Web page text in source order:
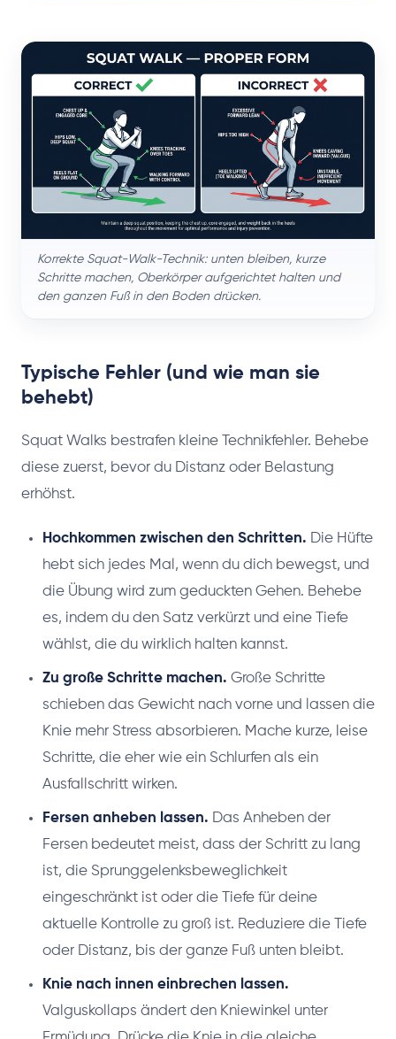
Korrekte Squat-Walk-Technik: unten bleiben, kurze
Schritte machen, Oberkörper aufgerichtet halten und
den ganzen Fuß in den Boden drücken.
Typische Fehler (und wie man sie
behebt)
Squat Walks bestrafen kleine Technikfehler. Behebe
diese zuerst, bevor du Distanz oder Belastung
erhöhst.
Hochkommen zwischen den Schritten. Die Hüfte
hebt sich jedes Mal, wenn du dich bewegst, und
die Übung wird zum geduckten Gehen. Behebe
es, indem du den Satz verkürzt und eine Tiefe
wählst, die du wirklich halten kannst.
Zu große Schritte machen. Große Schritte
schieben das Gewicht nach vorne und lassen die
Knie mehr Stress absorbieren. Mache kurze, leise
Schritte, die eher wie ein Schlurfen als ein
Ausfallschritt wirken.
Fersen anheben lassen. Das Anheben der
Fersen bedeutet meist, dass der Schritt zu lang
ist, die Sprunggelenksbeweglichkeit
eingeschränkt ist oder die Tiefe für deine
aktuelle Kontrolle zu groß ist. Reduziere die Tiefe
oder Distanz, bis der ganze Fuß unten bleibt.
Knie nach innen einbrechen lassen.
Valguskollaps ändert den Kniewinkel unter